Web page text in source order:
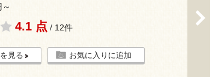
4.1 点 / 12件
見る お気に入りに追加